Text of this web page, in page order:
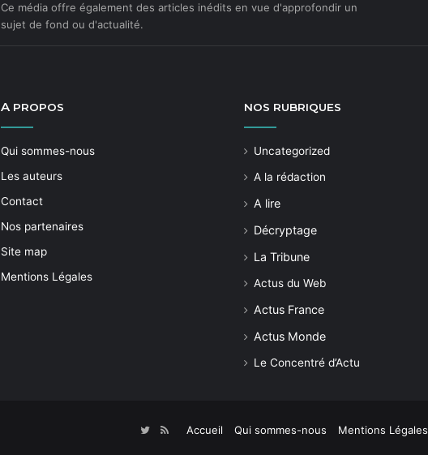
Ce média offre également des articles inédits en vue d'approfondir un
sujet de fond ou d'actualité.
A PROPOS
Qui sommes-nous
Les auteurs
Contact
Nos partenaires
Site map
Mentions Légales
NOS RUBRIQUES
Uncategorized
A la rédaction
A lire
Décryptage
La Tribune
Actus du Web
Actus France
Actus Monde
Le Concentré d’Actu
Accueil Qui sommes-nous Mentions Légales